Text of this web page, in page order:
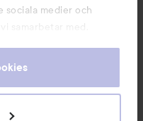
medier och
samarbetar med.
eller som de har
av vår webbplats.
inställningarna för